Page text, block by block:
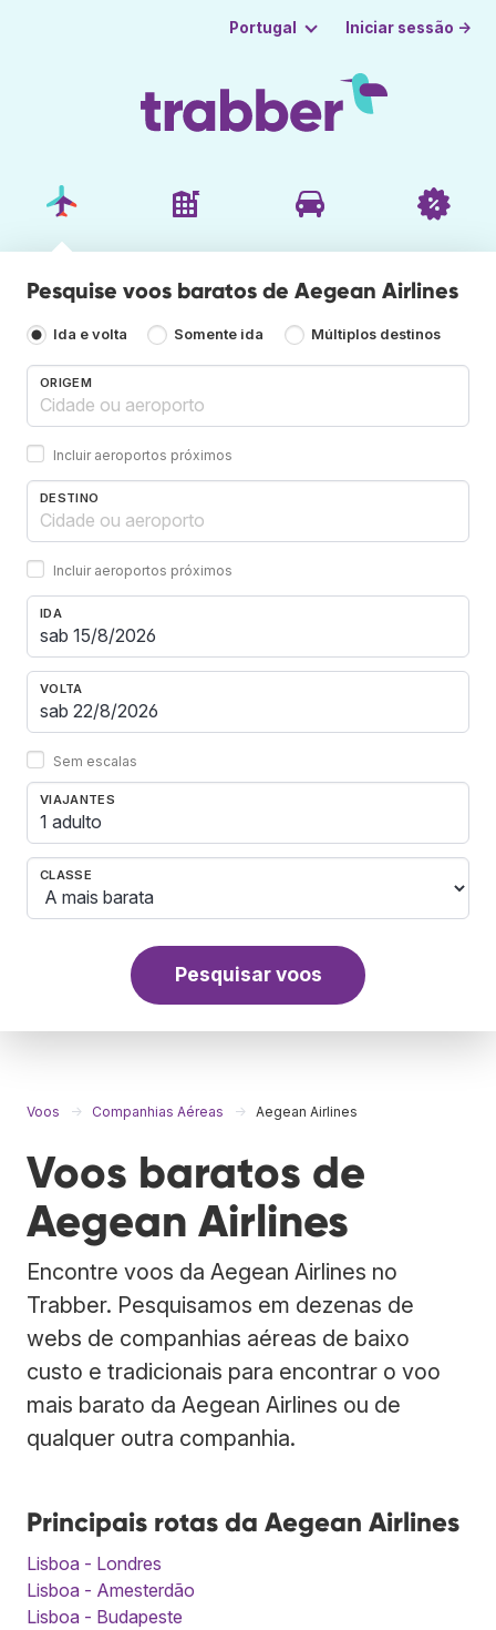
Portugal Iniciar sessão →
Pesquise voos baratos de Aegean Airlines
Ida e volta Somente ida Múltiplos destinos
ORIGEM
Incluir aeroportos próximos
DESTINO
Incluir aeroportos próximos
IDA
VOLTA
Sem escalas
VIAJANTES
1 adulto
CLASSE
Pesquisar voos
Voos Companhias Aéreas Aegean Airlines
Voos baratos de
Aegean Airlines
Encontre voos da Aegean Airlines no
Trabber. Pesquisamos em dezenas de
webs de companhias aéreas de baixo
custo e tradicionais para encontrar o voo
mais barato da Aegean Airlines ou de
qualquer outra companhia.
Principais rotas da Aegean Airlines
Lisboa - Londres
Lisboa - Amesterdão
Lisboa - Budapeste